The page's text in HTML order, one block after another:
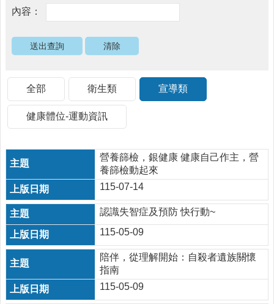
報
社
源
門
診
時
間
表
預
防
注
全部 衛生類 宣導類
健康體位-運動資訊
營養篩檢，銀健康 健康自己作主，營
養篩檢動起來
115-07-14
認識失智症及預防 快行動~
115-05-09
陪伴，從理解開始：自殺者遺族關懷
指南
115-05-09